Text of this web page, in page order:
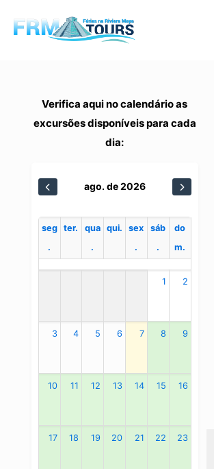
Verifica aqui no calendário as
excursões disponíveis para cada
dia:
ago. de 2026
seg
.
ter.
qua
.
qui.
sex
.
sáb
.
do
m.
1 2
3 4 5 6 7 8 9
10 11 12 13 14 15 16
17 18 19 20 21 22 23